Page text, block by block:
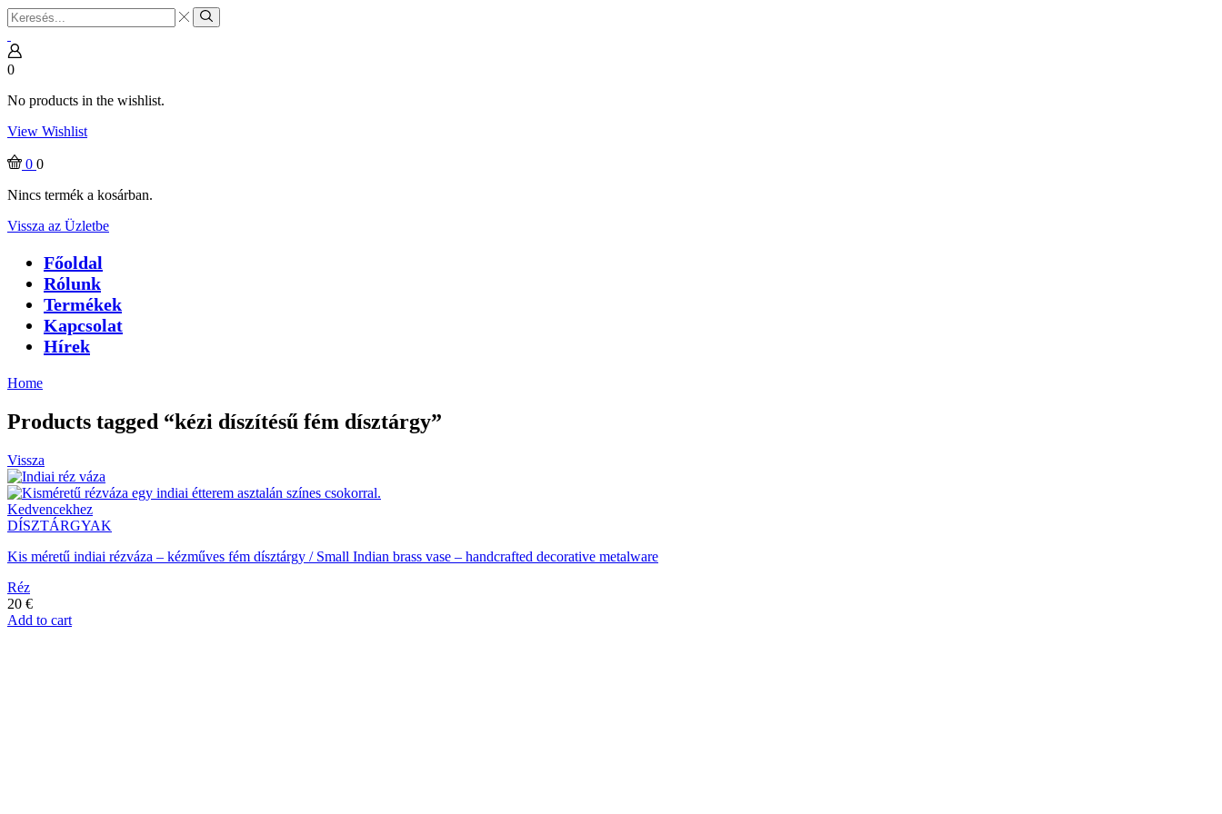
Search
input
Search
0
No products in the wishlist.
View Wishlist
0 0
Nincs termék a kosárban.
Vissza az Üzletbe
Főoldal
Rólunk
Termékek
Kapcsolat
Hírek
Home
Products tagged “kézi díszítésű fém dísztárgy”
Vissza
Kedvencekhez
DÍSZTÁRGYAK
Kis méretű indiai rézváza – kézműves fém dísztárgy / Small Indian brass vase – handcrafted decorative metalware
Réz
20 €
Add to cart